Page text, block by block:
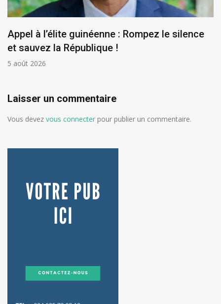
Appel à l’élite guinéenne : Rompez le silence
et sauvez la République !
5 août 2026
Laisser un commentaire
Vous devez vous connecter pour publier un commentaire.